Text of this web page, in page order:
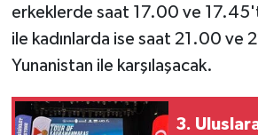
erkeklerde saat 17.00 ve
ile kadınlarda ise saat 21.00 ve
Yunanistan ile karşılaşacak.
3.